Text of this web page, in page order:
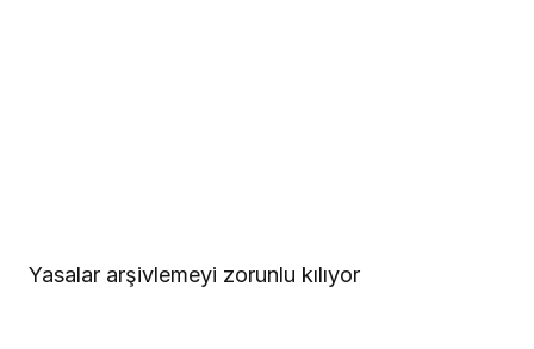
Yasalar arşivlemeyi zorunlu kılıyor